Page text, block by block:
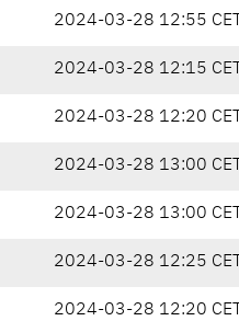
2024-03-28 12:55 CET
2024-03-28 12:15 CET
2024-03-28 12:20 CET
2024-03-28 13:00 CET
2024-03-28 13:00 CET
2024-03-28 12:25 CET
2024-03-28 12:20 CET